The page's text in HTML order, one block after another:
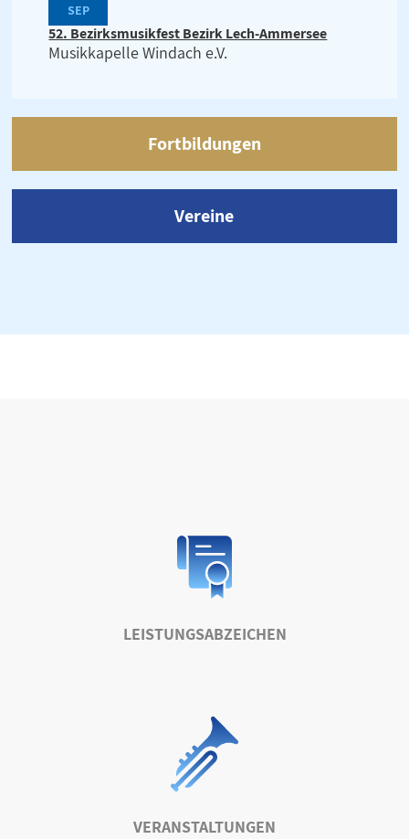
SEP
52. Bezirksmusikfest Bezirk Lech-Ammersee
Musikkapelle Windach e.V.
Fortbildungen
Vereine
LEISTUNGSABZEICHEN
VERANSTALTUNGEN